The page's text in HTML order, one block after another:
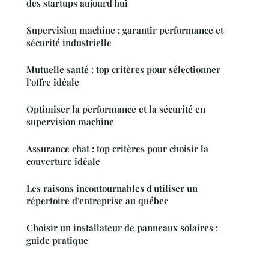
des startups aujourd'hui
Supervision machine : garantir performance et
sécurité industrielle
Mutuelle santé : top critères pour sélectionner
l'offre idéale
Optimiser la performance et la sécurité en
supervision machine
Assurance chat : top critères pour choisir la
couverture idéale
Les raisons incontournables d'utiliser un
répertoire d'entreprise au québec
Choisir un installateur de panneaux solaires :
guide pratique